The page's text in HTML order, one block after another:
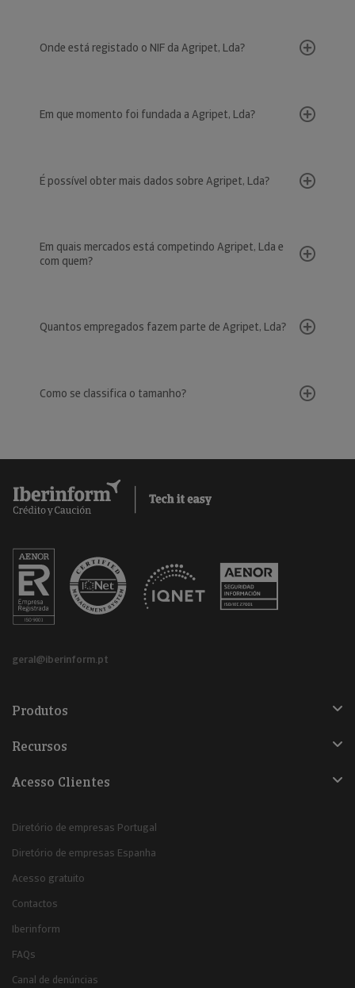
Onde está registado o NIF da Agripet, Lda?
Em que momento foi fundada a Agripet, Lda?
É possível obter mais dados sobre Agripet, Lda?
Em quais mercados está competindo Agripet, Lda e
com quem?
Quantos empregados fazem parte de Agripet, Lda?
Como se classifica o tamanho?
geral@iberinform.pt
Produtos
Recursos
Acesso Clientes
Diretório de empresas Portugal
Diretório de empresas Espanha
Acesso gratuito
Contactos
Iberinform
FAQs
Canal de denúncias